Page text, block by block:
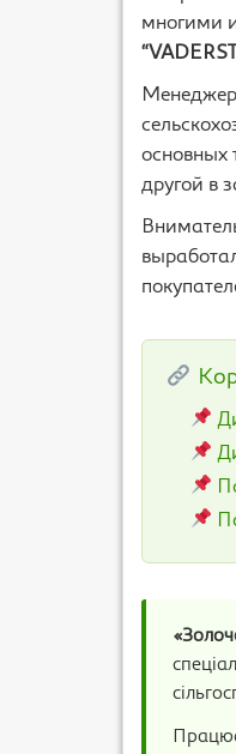
многими
основных
другой в